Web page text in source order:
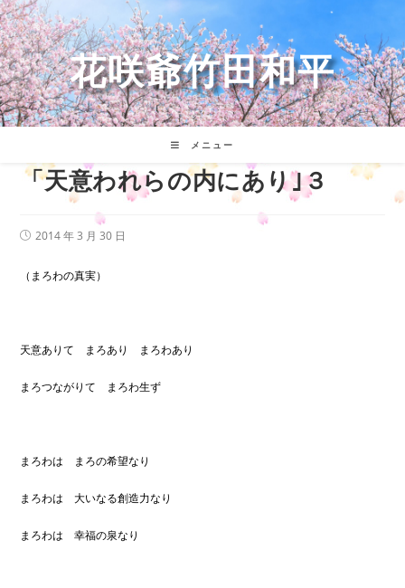
コ
ン
テ
ン
ツ
へ
ス
花咲爺竹田和平
メニュー
「天意われらの内にあり｣３
投
開
2014 年 3 月 30 日
（まろわの真実）
天意ありて まろあり まろわあり
まろつながりて まろわ生ず
まろわは まろの希望なり
まろわは 大いなる創造力なり
まろわは 幸福の泉なり